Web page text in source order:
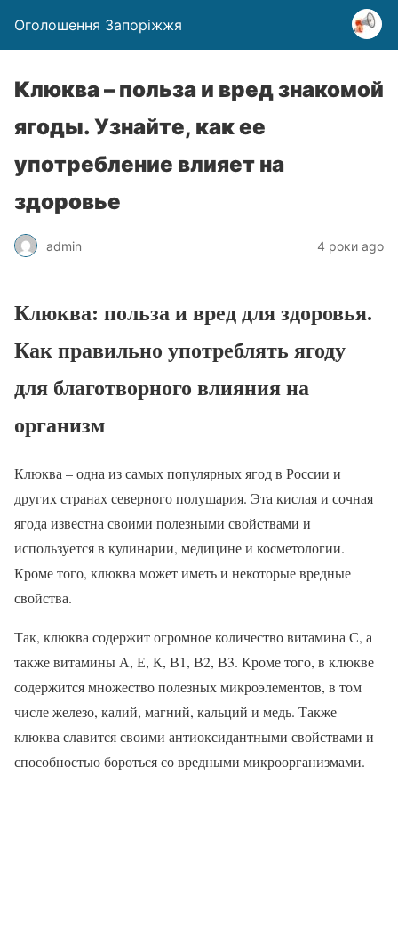
Оголошення Запоріжжя
Клюква – польза и вред знакомой
ягоды. Узнайте, как ее
употребление влияет на
здоровье
admin 4 роки ago
Клюква: польза и вред для здоровья.
Как правильно употреблять ягоду
для благотворного влияния на
организм
Клюква – одна из самых популярных ягод в России и
других странах северного полушария. Эта кислая и сочная
ягода известна своими полезными свойствами и
используется в кулинарии, медицине и косметологии.
Кроме того, клюква может иметь и некоторые вредные
свойства.
Так, клюква содержит огромное количество витамина С, а
также витамины А, Е, К, В1, В2, В3. Кроме того, в клюкве
содержится множество полезных микроэлементов, в том
числе железо, калий, магний, кальций и медь. Также
клюква славится своими антиоксидантными свойствами и
способностью бороться со вредными микроорганизмами.